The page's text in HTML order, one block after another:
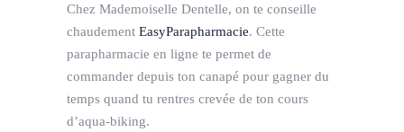
Chez Mademoiselle Dentelle, on te conseille
chaudement EasyParapharmacie. Cette
parapharmacie en ligne te permet de
commander depuis ton canapé pour gagner du
temps quand tu rentres crevée de ton cours
d’aqua-biking.